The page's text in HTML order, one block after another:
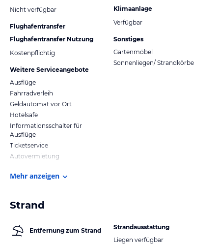
Nicht verfügbar
Flughafentransfer
Flughafentransfer Nutzung
Kostenpflichtig
Weitere Serviceangebote
Ausflüge
Fahrradverleih
Geldautomat vor Ort
Hotelsafe
Informationsschalter für
Ausflüge
Ticketservice
Autovermietung
Klimaanlage
Verfügbar
Sonstiges
Gartenmöbel
Sonnenliegen/ Strandkörbe
Mehr anzeigen
Strand
Entfernung zum Strand
Strandausstattung
Liegen verfügbar